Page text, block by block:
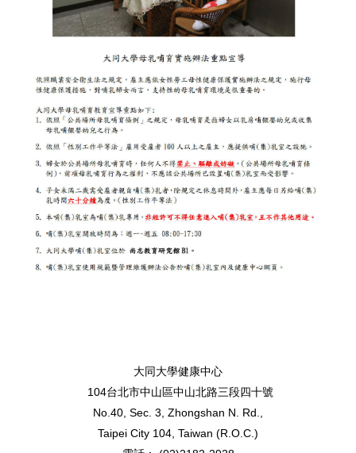
大同大學健康中心
104台北市中山區中山北路三段四十號
No.40, Sec. 3, Zhongshan N. Rd.,
Taipei City 104, Taiwan (R.O.C.)